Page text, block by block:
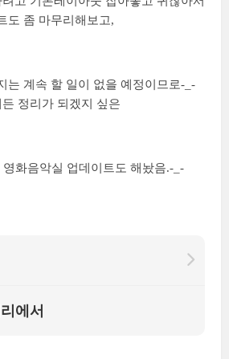
도 좀 마무리해보고,
는 계속 할 일이 없을 예정이므로-_-
정리가 되겠지 싶은
영화음악실 업데이트도 해놨음.-_-
에서